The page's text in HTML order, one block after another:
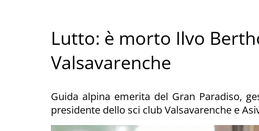
Lutto: è morto Ilvo
Valsavarenche
Guida alpina emerita del Gran Paradiso,
presidente dello sci club Valsavarenche e